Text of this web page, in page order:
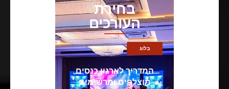
בחירת
העורכים
בלוג
המדריך לארגון כנסים
מוצלחים ומרשימים